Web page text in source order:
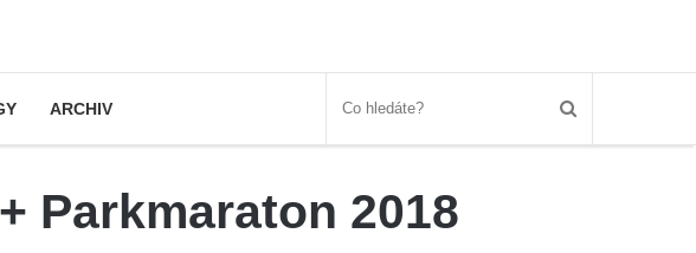
ARCHIV
Parkmaraton 2018